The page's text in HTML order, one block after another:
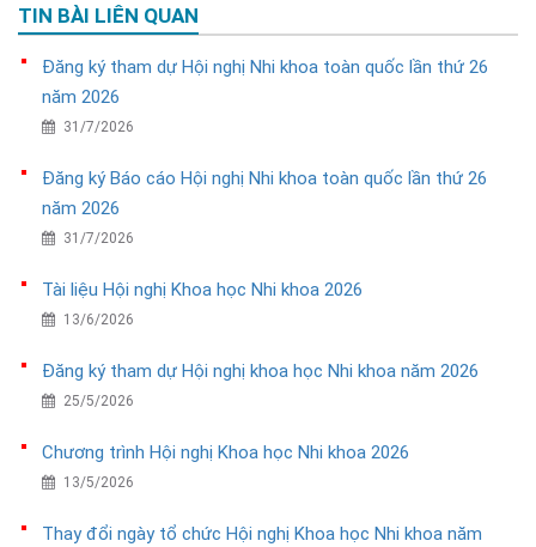
TIN BÀI LIÊN QUAN
Đăng ký tham dự Hội nghị Nhi khoa toàn quốc lần thứ 26
năm 2026
31/7/2026
Đăng ký Báo cáo Hội nghị Nhi khoa toàn quốc lần thứ 26
năm 2026
31/7/2026
Tài liệu Hội nghị Khoa học Nhi khoa 2026
13/6/2026
Đăng ký tham dự Hội nghị khoa học Nhi khoa năm 2026
25/5/2026
Chương trình Hội nghị Khoa học Nhi khoa 2026
13/5/2026
Thay đổi ngày tổ chức Hội nghị Khoa học Nhi khoa năm